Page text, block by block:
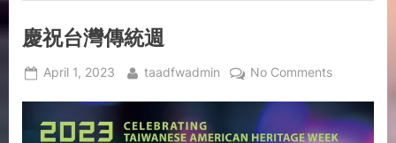
慶祝台灣傳統週
April 1, 2023 taadfwadmin No Comments